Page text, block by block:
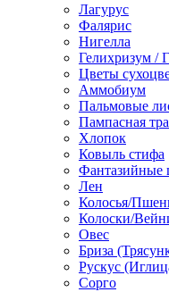
Лагурус
Фалярис
Нигелла
Гелихризум /
Цветы
Аммобиум
Пальмовые
Пампасная
Хлопок
Ковыль стифа
Фантазийные
Лен
Колосья/
Колоски/
Овес
Бриза
Рускус
Сорго